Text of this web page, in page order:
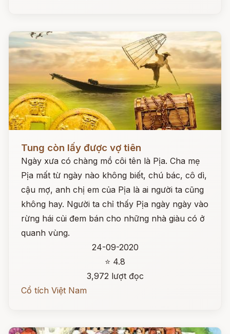
Tung còn lấy được vợ tiên
Ngày xưa có chàng mồ côi tên là Pịa. Cha mẹ
Pịa mất từ ngày nào không biết, chú bác, cô dì,
cậu mợ, anh chị em của Pịa là ai người ta cũng
không hay. Người ta chỉ thấy Pịa ngày ngày vào
rừng hái củi đem bán cho những nhà giàu có ở
quanh vùng.
24-09-2020
⭐ 4.8
3,972 lượt đọc
Cổ tích Việt Nam